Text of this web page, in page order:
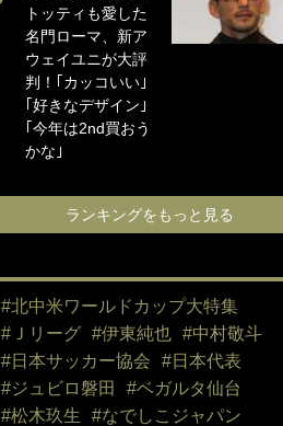
トッティも愛した
名門ローマ、新ア
ウェイユニが大評
判！｢カッコいい｣
｢好きなデザイン｣
｢今年は2nd買おう
かな｣
ランキングをもっと見る
#北中米ワールドカップ大特集
#Ｊリーグ #伊東純也 #中村敬斗
#日本サッカー協会
#日本代表
#ジュビロ磐田
#ベガルタ仙台
#松木玖生
#なでしこジャパン